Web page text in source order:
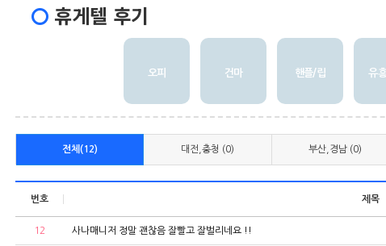
휴게텔 후기
오피 건마 핸플/립 유
전체(12) 대전,충청 (0) 부산,경남 (0)
번호 제목
12 사나매니저 정말 괜찮음 잘빨고 잘벌리네요 !!